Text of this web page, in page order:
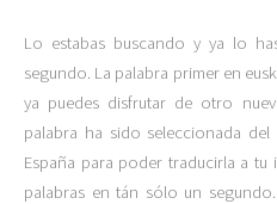
Lo estabas buscando y ya lo
segundo. La palabra primer en
ya puedes disfrutar de otro
palabra ha sido seleccionada
España para poder traducirla a tu
palabras en tán sólo un